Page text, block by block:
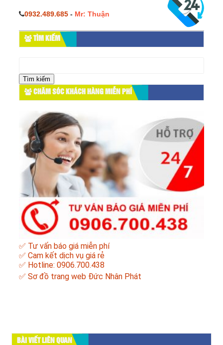
0932.489.685 - Mr: Thuận
TÌM KIẾM
cho:
CHĂM SÓC KHÁCH HÀNG MIỄN PHÍ
✅ Tư vấn báo giá miễn phí
✅ Cam kết dịch vụ giá rẻ
✅ Hotline: 0906.700.438
✅ Sơ đồ trang web Đức Nhân Phát
BÀI VIẾT LIÊN QUAN